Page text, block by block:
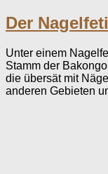
Der
Unter einem
Stamm der
die übersät mit
anderen Gebieten